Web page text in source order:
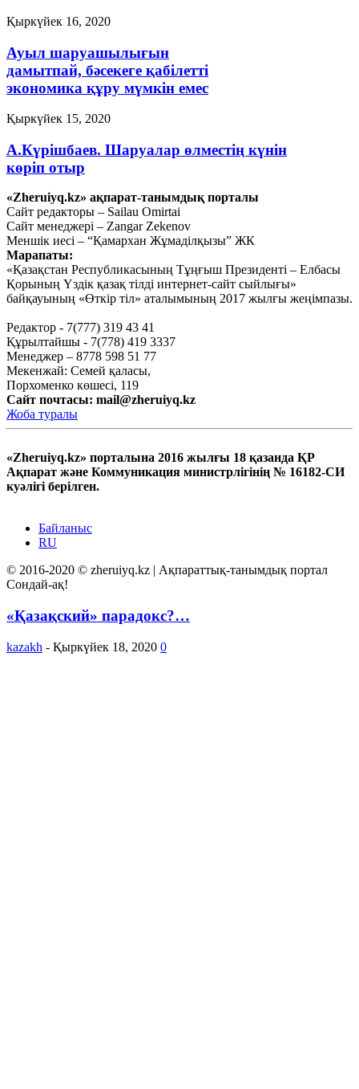
Қыркүйек 16, 2020
Ауыл шаруашылығын
дамытпай, бәсекеге қабілетті
экономика құру мүмкін емес
Қыркүйек 15, 2020
А.Күрішбаев. Шаруалар өлместің күнін
көріп отыр
Қыркүйек 14, 2020
Қысқасы, «полный хаос»!
Қыркүйек 10, 2020
Тағы оқу
«Zheruiyq.kz» ақпарат-танымдық порталы
Сайт редакторы – Sailau Omirtai
Сайт менеджері – Zangar Zekenov
Меншік иесі – “Қамархан Жұмаділқызы” ЖК
Марапаты:
«Қазақстан Республикасының Тұңғыш Президенті – Елбасы
Қорының Үздік қазақ тілді интернет-сайт сыйлығы»
байқауының «Өткір тіл» аталымының 2017 жылғы жеңімпазы.
Редактор - 7(777) 319 43 41
Құрылтайшы - 7(778) 419 3337
Менеджер – 8778 598 51 77
Мекенжай: Семей қаласы,
Порхоменко көшесі, 119
Сайт почтасы: mail@zheruiyq.kz
Жоба туралы
«Zheruiyq.kz» порталына 2016 жылғы 18 қазанда ҚР
Ақпарат және Коммуникация министрлігінің № 16182-СИ
куәлігі берілген.
Байланыс
RU
© 2016-2020 © zheruiyq.kz | Ақпараттық-танымдық портал
Сондай-ақ!
«Қазақский» парадокс?…
kazakh - Қыркүйек 18, 2020 0